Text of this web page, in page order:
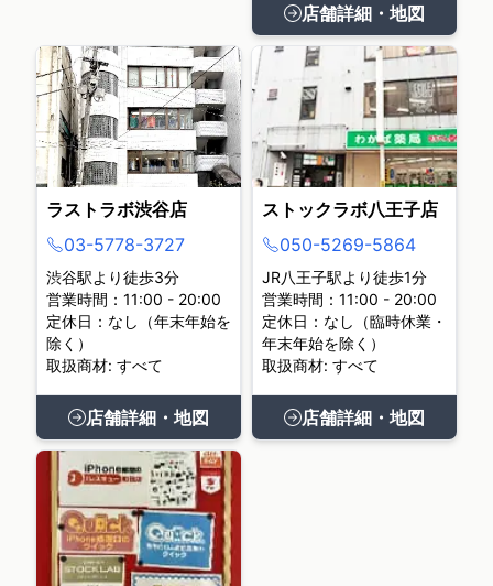
店舗詳細・地図
ラストラボ渋谷店
03-5778-3727
渋谷駅より徒歩3分
営業時間：11:00 - 20:00
定休日：なし（年末年始を
除く）
取扱商材: すべて
店舗詳細・地図
ストックラボ八王子店
050-5269-5864
JR八王子駅より徒歩1分
営業時間：11:00 - 20:00
定休日：なし（臨時休業・
年末年始を除く）
取扱商材: すべて
店舗詳細・地図